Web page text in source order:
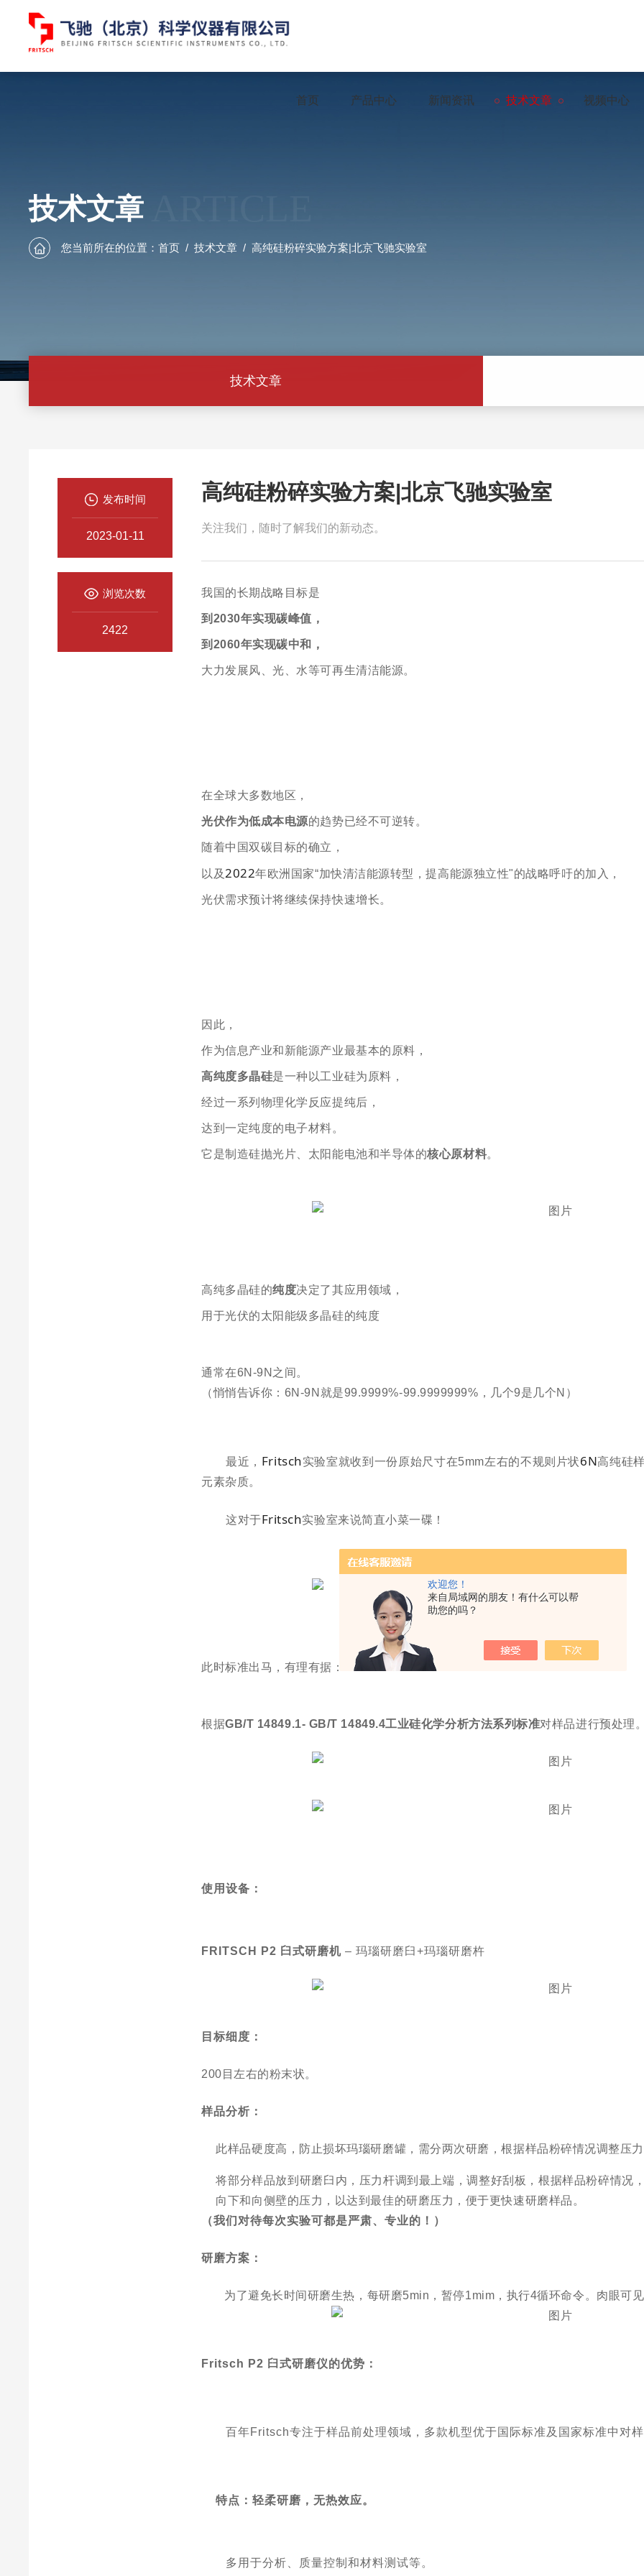
欢迎您！
来自局域网的朋友！有什么可以帮
助您的吗？
首页 产品中心 新闻资讯 技术文章 视频中心
技术文章
您当前所在的位置： 首页 / 技术文章 / 高纯硅粉碎实验方案|北京飞驰实验室
技术文章
高纯硅粉碎实验方案|北京飞驰实验室
关注我们，随时了解我们的新动态。
我国的长期战略目标是
到 2030年实现碳峰值，
到 2060年实现碳中和，
大力发展风、光、水等可再生清洁能源。
在全球大多数地区，
光伏作为低成本电源的趋势已经不可逆转。
随着中国双碳目标的确立，
以及2022年欧洲国家“加快清洁能源转型，提高能源独立性"的战略呼吁的加入，
光伏需求预计将继续保持快速增长。
因此，
作为信息产业和新能源产业最基本的原料，
高纯度多晶硅是一种以工业硅为原料，
经过一系列物理化学反应提纯后，
达到一定纯度的电子材料。
它是制造硅抛光片、太阳能电池和半导体的核心原材料。
高纯多晶硅的纯度决定了其应用领域，
用于光伏的太阳能级多晶硅的纯度
通常在6N-9N 之间。
（悄悄告诉你：6N-9N就是99.9999%-99.9999999% ，几个9是几个N ）
最近， Fritsch实验室就收到一份原始尺寸在5mm左右的不规则片状6N高纯硅
元素杂质。
这对于Fritsch实验室来说简直小菜一碟！
此时标准出马，有理有据：
根据GB/T 14849.1- GB/T 14849.4工业硅化学分析方法系列标准对样品进行预处理
使用设备：
FRITSCH P2 臼式研磨机 – 玛瑙研磨臼+玛瑙研磨杵
目标细度：
200 目左右的粉末状。
样品分析：
此样品硬度高，防止损坏玛瑙研磨罐，需分两次研磨，根据样品粉碎情况调整压
将部分样品放到研磨臼内，压力杆调到最上端，调整好刮板，根据样品粉碎情况
向下和向侧壁的压力，以达到最佳的研磨压力，便于更快速研磨样品。
（我们对待每次实验可都是严肃、专业的！）
研磨方案：
为了避免长时间研磨生热，每研磨5min ，暂停1mim ，执行4循环命令。 肉眼可
Fritsch P2 臼式研磨仪的优势：
百年Fritsch专注于样品前处理领域，多款机型优于国际标准及国家标准中对
特点：轻柔研磨，无热效应。
多用于分析、质量控制和材料测试等。
发布时间
2023-01-11
浏览次数
2422